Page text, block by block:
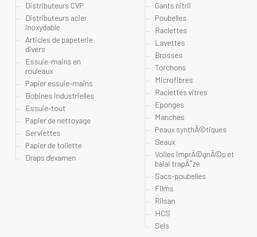
Distributeurs CVP
Distributeurs acier
inoxydable
Articles de papeterie
divers
Essuie-mains en
rouleaux
Papier essuie-mains
Bobines industrielles
Essuie-tout
Papier de nettoyage
Serviettes
Papier de toilette
Draps d'examen
Gants nitril
Poubelles
Raclettes
Lavettes
Brosses
Torchons
Microfibres
Raclettes vitres
Eponges
Manches
Peaux synthÃ©tiques
Seaux
Voiles imprÃ©gnÃ©s et
balai trapÃ¨ze
Sacs-poubelles
Films
Rilsan
HCS
Sels